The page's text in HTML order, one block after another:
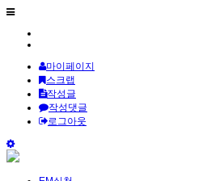
마이페이지
스크랩
작성글
작성댓글
로그아웃